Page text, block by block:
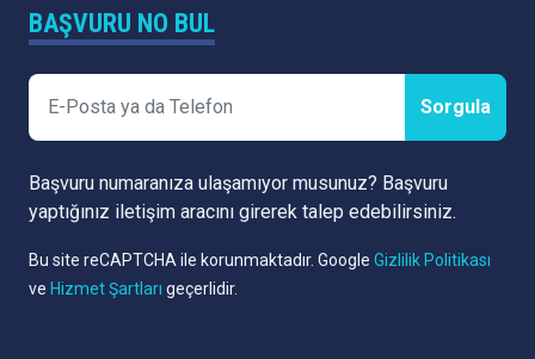
BAŞVURU NO BUL
Sorgula
Başvuru numaranıza ulaşamıyor musunuz? Başvuru
yaptığınız iletişim aracını girerek talep edebilirsiniz.
Bu site reCAPTCHA ile korunmaktadır. Google Gizlilik Politikası
ve Hizmet Şartları geçerlidir.